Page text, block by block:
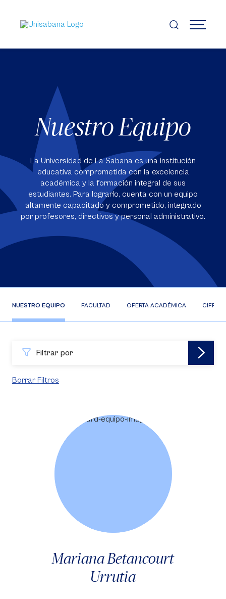
contenido
principal
MENÚ
Nuestro Equipo
La Universidad de La Sabana es una institución
educativa comprometida con la excelencia
académica y la formación integral de sus
estudiantes. Para lograrlo, cuenta con un equipo
altamente capacitado y comprometido, integrado
por profesores, directivos y personal administrativo.
NUESTRO EQUIPO FACULTAD OFERTA ACADÉMICA CIFRAS
Filtrar por
Borrar Filtros
Mariana Betancourt
Urrutia